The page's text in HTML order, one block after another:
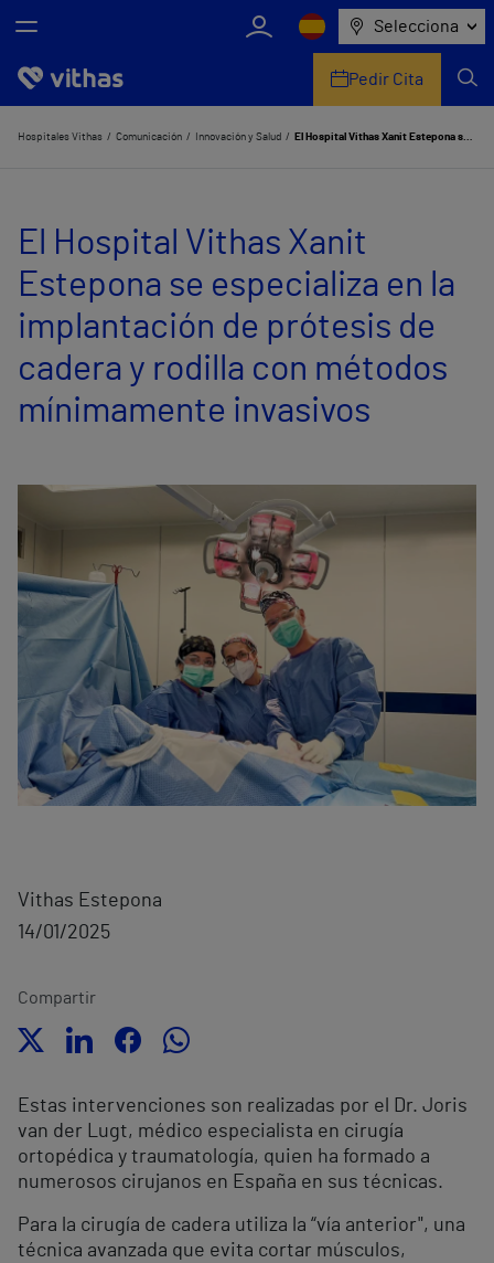
Selecciona
Nosotros
Servicios de salud
Equipo médico y asistencial
Información útil
Comunicación
Pedir Cita
Hospitales Vithas Comunicación Innovación y Salud El Hospital Vithas Xanit Estepona se especializa en la implantación de prótesis de cadera y rodilla con métodos mínimamente invasivos
El Hospital Vithas Xanit
Estepona se especializa en la
implantación de prótesis de
cadera y rodilla con métodos
mínimamente invasivos
Vithas Estepona
14/01/2025
Compartir
Estas intervenciones son realizadas por el Dr. Joris
van der Lugt, médico especialista en cirugía
ortopédica y traumatología, quien ha formado a
numerosos cirujanos en España en sus técnicas.
Para la cirugía de cadera utiliza la “vía anterior", una
técnica avanzada que evita cortar músculos,